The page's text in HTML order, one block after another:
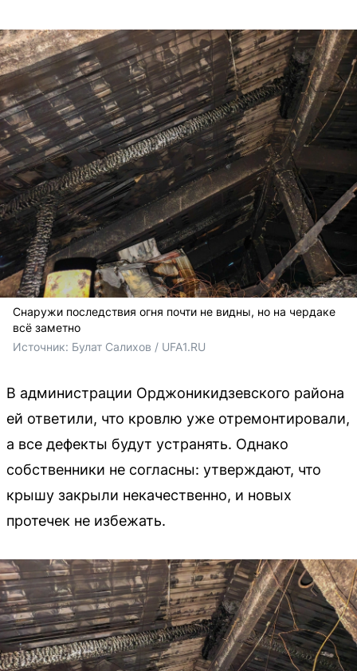
Снаружи последствия огня почти не видны, но на чердаке
всё заметно
Источник: Булат Салихов / UFA1.RU
В администрации Орджоникидзевского района
ей ответили, что кровлю уже отремонтировали,
а все дефекты будут устранять. Однако
собственники не согласны: утверждают, что
крышу закрыли некачественно, и новых
протечек не избежать.